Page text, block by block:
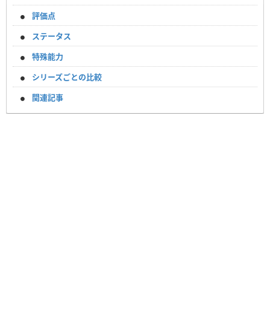
評価点
ステータス
特殊能力
シリーズごとの比較
関連記事